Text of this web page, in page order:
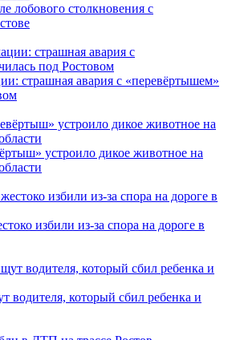
лобового столкновения с
страшная авария с «перевёртышем»
устроило дикое животное на
избили из-за спора на дороге в
водителя, который сбил ребенка и